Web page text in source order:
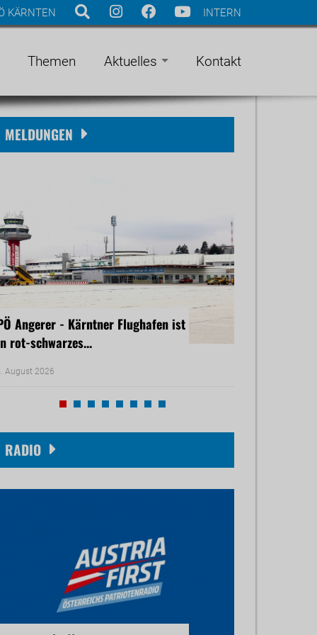
INTERN
KÄRNTEN
Themen Aktuelles Kontakt
MELDUNGEN
Angerer - Kärntner Flughafen ist
rot-schwarzes...
August 2026
rasches
RADIO